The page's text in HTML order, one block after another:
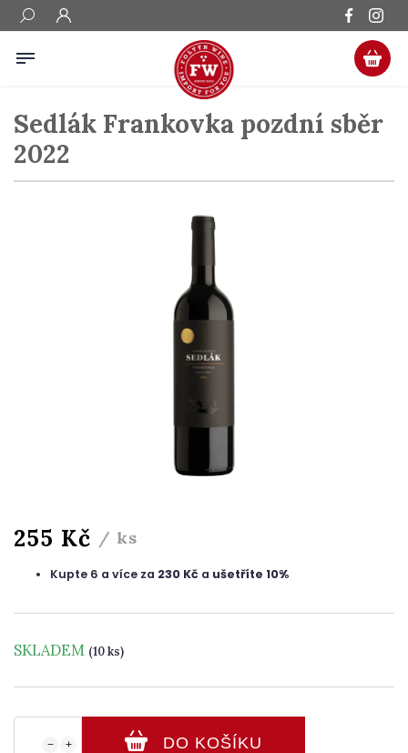
Sedlák Frankovka pozdní sběr
2022
255 Kč / ks
Kupte 6 a více za 230 Kč a ušetříte 10%
SKLADEM (10 ks)
+
− DO KOŠÍKU